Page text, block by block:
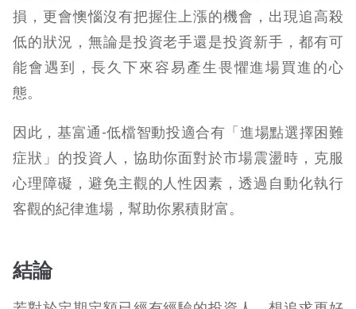
損，更會懊惱沒有把握住上漲的機會，出現追高殺
低的狀況，無論是投資老手還是投資新手，都有可
能會遇到，長久下來容易產生畏懼進場買進的心
態。
因此，基富通-低檔智動投適合有「進場點選擇困難
症狀」的投資人，協助你面對於市場震盪時，克服
心理障礙，避免主觀的人性因素，透過自動化執行
客觀的紀律進場，幫助你累積財富。
結論